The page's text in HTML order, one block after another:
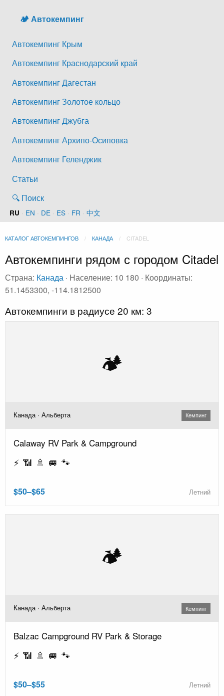
🏕️ Автокемпинг
Автокемпинг Крым
Автокемпинг Краснодарский край
Автокемпинг Дагестан
Автокемпинг Золотое кольцо
Автокемпинг Джубга
Автокемпинг Архипо-Осиповка
Автокемпинг Геленджик
Статьи
🔍 Поиск
RU · EN · DE · ES · FR · 中文
КАТАЛОГ АВТОКЕМПИНГОВ КАНАДА CITADEL
Автокемпинги рядом с городом Citadel
Страна: Канада · Население: 10 180 · Координаты:
51.1453300, -114.1812500
Автокемпинги в радиусе 20 км: 3
🏕️
Канада · Альберта Кемпинг
Calaway RV Park & Campground
⚡ 📶 🚿 🚐 🐾
$50–$65 Летний
🏕️
Канада · Альберта Кемпинг
Balzac Campground RV Park & Storage
⚡ 📶 🚿 🚐 🐾
$50–$55 Летний